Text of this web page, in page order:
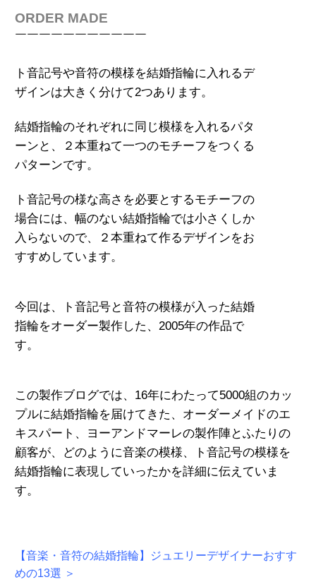
ORDER MADE
￣￣￣￣￣￣￣￣￣￣￣
ト音記号や音符の模様を結婚指輪に入れるデ
ザインは大きく分けて2つあります。
結婚指輪のそれぞれに同じ模様を入れるパタ
ーンと、２本重ねて一つのモチーフをつくる
パターンです。
ト音記号の様な高さを必要とするモチーフの
場合には、幅のない結婚指輪では小さくしか
入らないので、２本重ねて作るデザインをお
すすめしています。
今回は、ト音記号と音符の模様が入った結婚
指輪をオーダー製作した、2005年の作品で
す。
この製作ブログでは、16年にわたって5000組のカッ
プルに結婚指輪を届けてきた、オーダーメイドのエ
キスパート、
ヨーアンドマーレの製作陣とふたりの
顧客が、
どのように音楽の模様、ト音記号の模様を
結婚指輪に表現していったかを詳細に伝えていま
す。
【音楽・音符の結婚指輪】ジュエリーデザイナーおすす
めの13選 ＞